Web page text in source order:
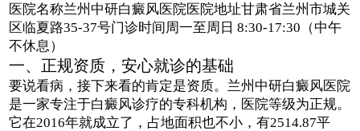
医院名称兰州中研白癜风医院医院地址甘肃省兰州市城关
区临夏路35-37号门诊时间周一至周日 8:30-17:30（中午
不休息）
一、正规资质，安心就诊的基础
要说看病，接下来看的肯定是资质。兰州中研白癜风医院
是一家专注于白癜风诊疗的专科机构，医院等级为正规。
它在2016年就成立了，占地面积也不小，有2514.87平